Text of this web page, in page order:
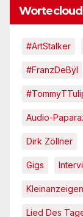
Wortecloud
#ArtStalker
#FranzDeBÿl
Audio-
Dirk Zöllner
Gigs
Kleinanzeigen
Lied Des